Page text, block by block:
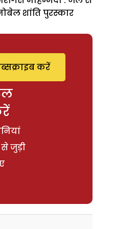
शांति पुरस्कार
से जुड़ी
करें